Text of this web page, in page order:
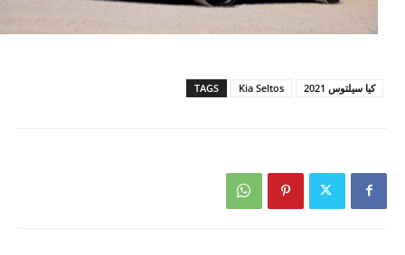
TAGS Kia Seltos كيا سيلتوس 2021